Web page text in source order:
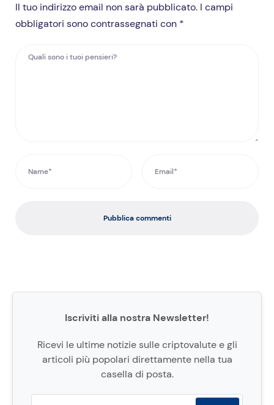
Il tuo indirizzo email non sarà pubblicato. I campi
obbligatori sono contrassegnati con *
Pubblica commenti
Iscriviti alla nostra Newsletter!
Ricevi le ultime notizie sulle criptovalute e gli
articoli più popolari direttamente nella tua
casella di posta.